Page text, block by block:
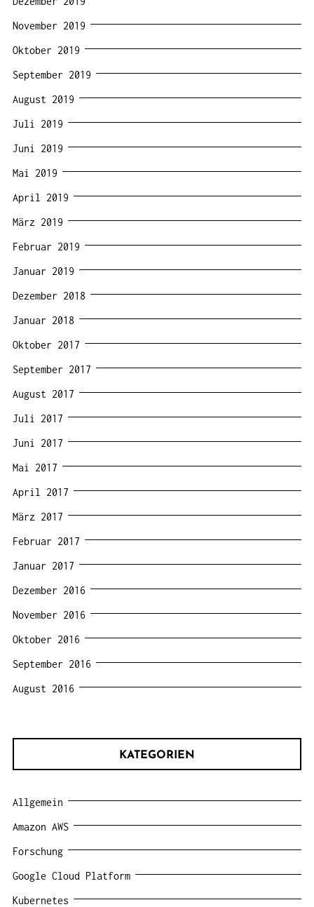
November 2019
Oktober 2019
September 2019
August 2019
Juli 2019
Juni 2019
Mai 2019
April 2019
März 2019
Februar 2019
Januar 2019
Dezember 2018
Januar 2018
Oktober 2017
September 2017
August 2017
Juli 2017
Juni 2017
Mai 2017
April 2017
März 2017
Februar 2017
Januar 2017
Dezember 2016
November 2016
Oktober 2016
September 2016
August 2016
KATEGORIEN
Allgemein
Amazon AWS
Forschung
Google Cloud Platform
Kubernetes